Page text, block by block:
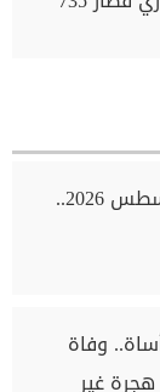
كسوف كلي للشمس 12 أغسطس 2026..
وفاة
غير